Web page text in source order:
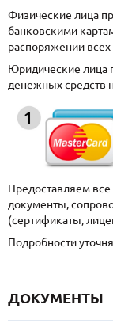
Физические лица
банковскими
распоряжении
Юридические лица
денежных средств
Предоставляем
документы,
(сертификаты,
Подробности
ДОКУМЕНТЫ